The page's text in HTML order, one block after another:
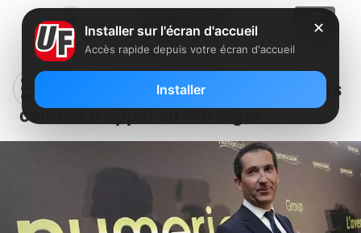
SFR délocalise certains de ses
centres d’appel au Portugal
✕
Installer sur l'écran d'accueil
Accès rapide depuis votre écran d'accueil
Installer